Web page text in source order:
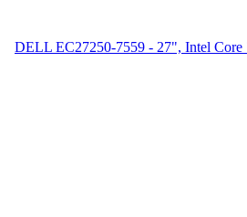
DELL EC27250-7559 - 27", Intel